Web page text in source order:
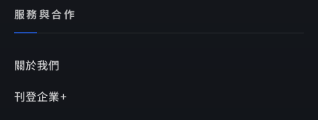
服務與合作
關於我們
刊登企業+